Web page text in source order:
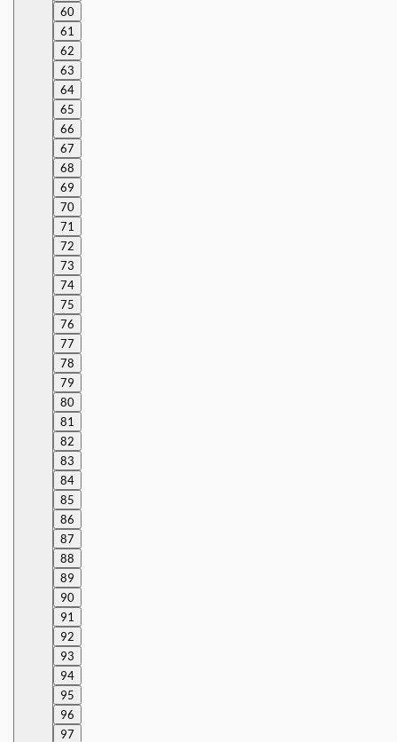
60
61
62
63
64
65
66
67
68
69
70
71
72
73
74
75
76
77
78
79
80
81
82
83
84
85
86
87
88
89
90
91
92
93
94
95
96
97